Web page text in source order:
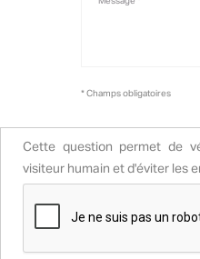
* Champs obligatoires
Cette question permet de
visiteur humain et d'éviter les